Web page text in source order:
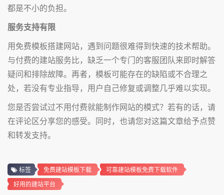
都是不小的负担。
服务支持有限
用免费模板搭建网站，遇到问题很难得到快速的技术帮助。
与付费的建站服务比，缺乏一个专门的客服团队来即时解答
疑问和排除故障。再者，模板可能存在的缺陷或不合理之
处，若没有专业指导，用户自己修复或调整几乎难以实现。
您是否尝试过不用付费就能制作网站的模式？若有的话，请
在评论区分享您的感受。同时，也请您对这篇文章给予点赞
和转发支持。
标签 免费建站模板下载
可靠建站模板免费下载软件
好用的建站平台